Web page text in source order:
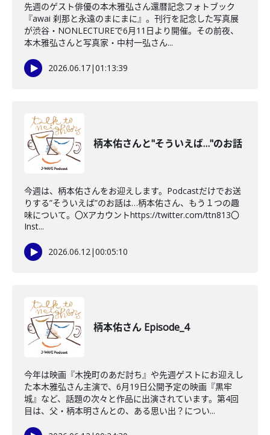
先週のゲスト俳優の本木雅弘さん還暦記念フォトブック
『awai 刹那と永遠のまにまに』。刊行を記念した写真展
が渋谷・NONLECTUREで6月11日より開催。その前夜、
本木雅弘さんと写真家・中村一弘さん...
2026.06.17|01:13:39
柄本佑さんと"そういえば…"のお話
今週は、柄本佑さんをお迎えします。Podcastだけでお送
りする”そういえば”のお話は…柄本佑さん、もう１つの趣
味について。〇Xアカウントhttps://twitter.com/ttn813〇
Inst...
2026.06.12|00:05:10
柄本佑さん Episode_4
今年は映画『木挽町のあだ討ち』や先週ゲストにお迎えし
た本木雅弘さん主演で、6月19日公開予定の映画『黒牢
城』など、話題の次々と作品に出演されています。第4回
目は、父・柄本明さんとの、ある思い出？につい...